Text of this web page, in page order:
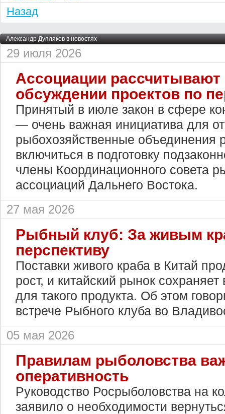
Назад
Александр Дупляков в новостях
29 июля 2026
Ассоциации рассчитывают
обсуждении проектов по
Принятый в июле закон в сфере
— очень важная инициатива для
рыбохозяйственные объединения
включиться в подготовку
члены Координационного совета
ассоциаций Дальнего Востока.
27 мая 2026
Рыбный клуб: За живым
перспективу
Поставки живого краба в Китай
рост, и китайский рынок
для такого продукта. Об этом
встрече Рыбного клуба во
05 мая 2026
Правилам рыболовства
оперативность
Руководство Росрыболовства на
заявило о необходимости